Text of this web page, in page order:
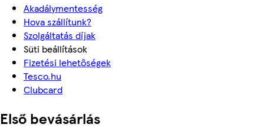
Akadálymentesség
Hova szállítunk?
Szolgáltatás díjak
Süti beállítások
Fizetési lehetőségek
Tesco.hu
Clubcard
Első bevásárlás